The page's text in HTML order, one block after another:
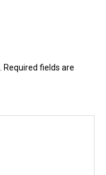
Required fields are